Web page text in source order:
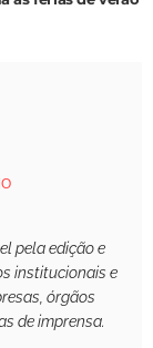
pela edição e
institucionais e
órgãos
de imprensa.